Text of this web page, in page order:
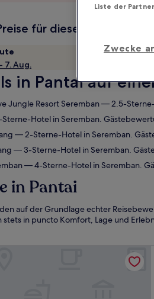
für diese Daten
7. Aug.
in Pantai auf
Jungle Resort Seremban— 2.5-
Hotel in Seremban.
— 2-Sterne-Hotel in Seremban.
— 3-Sterne-Hotel in Seremban.
— 4-Sterne-Hotel in Seremban.
in Pantai
auf der Grundlage echter
stets in puncto Komfort, Lage und
Liste der
Zwecke